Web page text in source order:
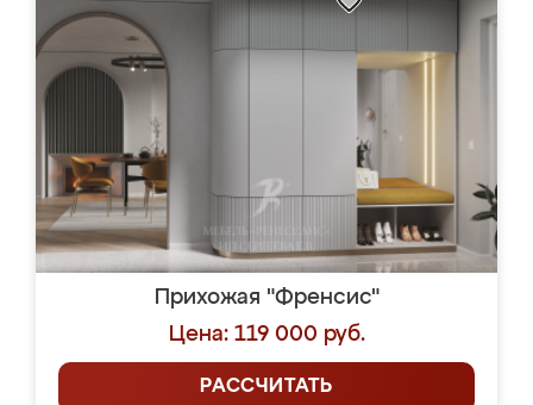
Прихожая "Френсис"
Цена: 119 000 руб.
РАССЧИТАТЬ